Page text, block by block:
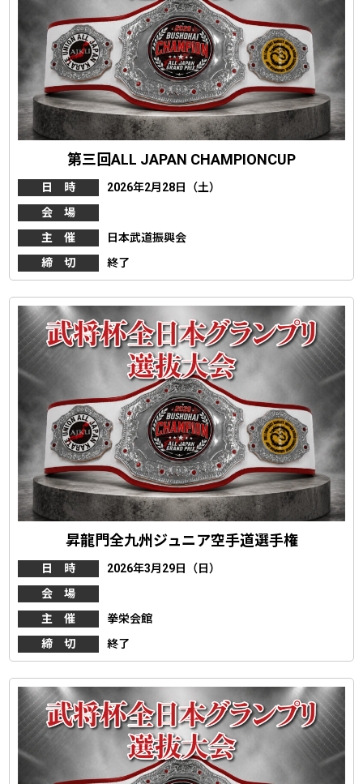
第三回ALL JAPAN CHAMPIONCUP
日 時
2026年2月28日（土）
会 場
主 催
日本武道振興会
締 切
終了
昇龍門全九州ジュニア空手道選手権
日 時
2026年3月29日（日）
会 場
主 催
拳栄会館
締 切
終了